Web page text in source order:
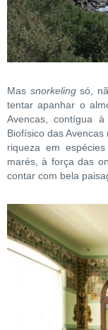
Mas snorkelingsó,
tentar apanhar o
Avencas, contígua
Biofísico das
riqueza em
marés, à força das
contar com bela